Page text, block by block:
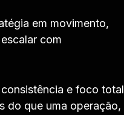
em movimento,
com
e foco total
do que uma operação,